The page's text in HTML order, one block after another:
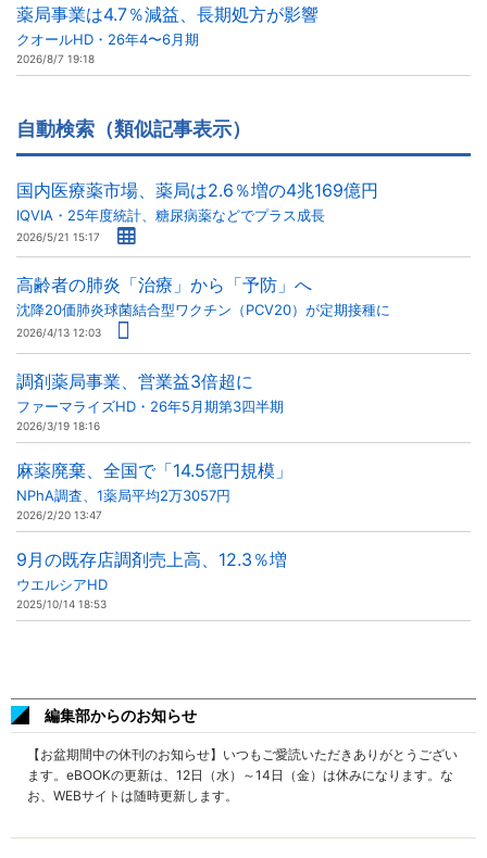
薬局事業は4.7％減益、長期処方が影響
クオールHD・26年4〜6月期
2026/8/7 19:18
自動検索（類似記事表示）
国内医療薬市場、薬局は2.6％増の4兆169億円
IQVIA・25年度統計、糖尿病薬などでプラス成長
2026/5/21 15:17
高齢者の肺炎「治療」から「予防」へ
沈降20価肺炎球菌結合型ワクチン（PCV20）が定期接種に
2026/4/13 12:03
調剤薬局事業、営業益3倍超に
ファーマライズHD・26年5月期第3四半期
2026/3/19 18:16
麻薬廃棄、全国で「14.5億円規模」
NPhA調査、1薬局平均2万3057円
2026/2/20 13:47
9月の既存店調剤売上高、12.3％増
ウエルシアHD
2025/10/14 18:53
編集部からのお知らせ
【お盆期間中の休刊のお知らせ】いつもご愛読いただきありがとうござい
ます。eBOOKの更新は、12日（水）～14日（金）は休みになります。な
お、WEBサイトは随時更新します。